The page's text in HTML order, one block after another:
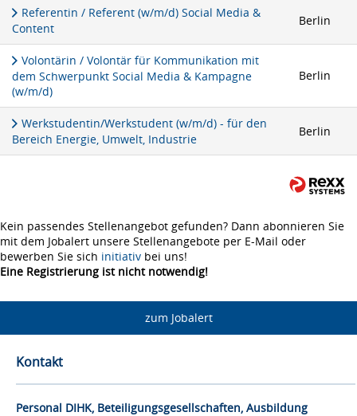
Referentin / Referent (w/m/d) Social Media &
Content
Berlin
Volontärin / Volontär für Kommunikation mit
dem Schwerpunkt Social Media & Kampagne
(w/m/d)
Berlin
Werkstudentin/Werkstudent (w/m/d) - für den
Bereich Energie, Umwelt, Industrie
Berlin
Kein passendes Stellenangebot gefunden? Dann abonnieren Sie
mit dem Jobalert unsere Stellenangebote per E-Mail oder
bewerben Sie sich initiativ bei uns!
Eine Registrierung ist nicht notwendig!
zum Jobalert
Kontakt
Personal DIHK, Beteiligungsgesellschaften, Ausbildung